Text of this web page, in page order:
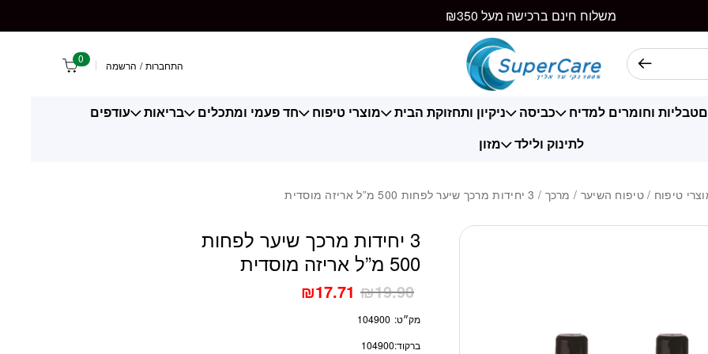
משלוח חינם ברכישה מעל ₪350
התחברות / הרשמה 0
טבליות וחומרים למדיח כביסה ניקיון ותחזוקת הבית מוצרי טיפוח חד פעמי ומתכלים בריאות
עודפים
לתינוק ולילד
מזון
טיפוח /טיפוח השיער / מרכך / 3 יחידות מרכך שיער לפחות 500 מ”ל אריזה מוסדית
3 יחידות מרכך שיער לפחות
500 מ”ל אריזה מוסדית
₪19.90
₪17.71
מק״ט: 104900
ברקוד:104900